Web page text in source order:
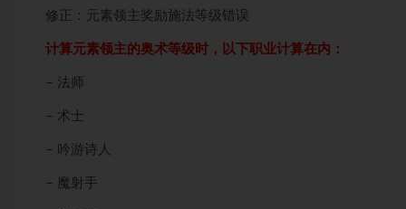
修正：元素领主奖励施法等级错误
计算元素领主的奥术等级时，以下职业计算在内：
– 法师
– 术士
– 吟游诗人
– 魔射手